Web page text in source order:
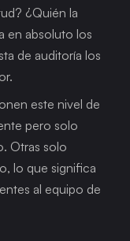
¿Quién la
en absoluto los
de auditoría los
este nivel de
pero solo
Otras solo
lo que significa
al equipo de